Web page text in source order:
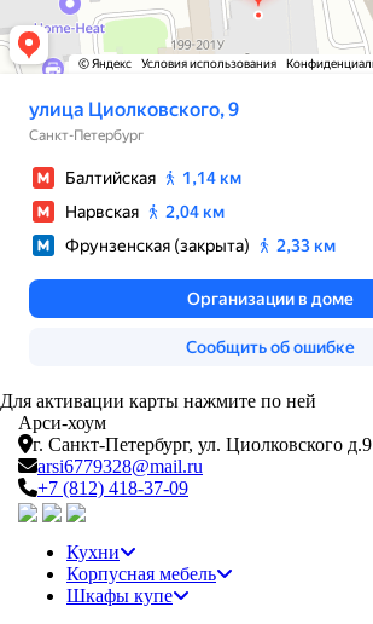
Для активации карты нажмите по ней
Арси-хоум
г. Санкт-Петербург, ул. Циолковского д.9
arsi6779328@mail.ru
+7 (812) 418-37-09
Кухни
Корпусная мебель
Шкафы купе